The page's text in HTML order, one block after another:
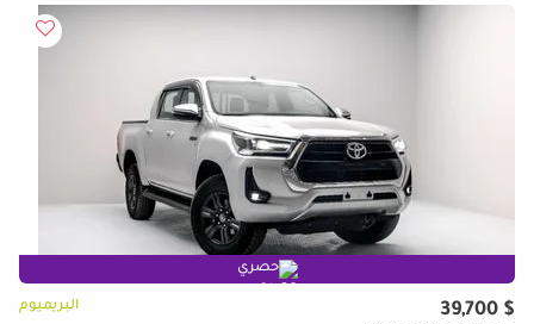
حصري
$ 39,700 البريميوم